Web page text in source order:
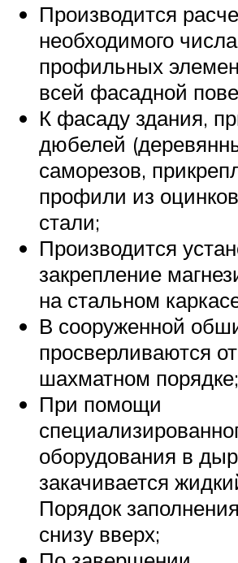
Производится
необходимого
профильных
всей фасадной
К фасаду здания,
дюбелей
саморезов,
профили из
стали;
Производится
закрепление
на стальном
В сооруженной
просверливаются
шахматном порядке;
При помощи
оборудования в
закачивается
Порядок
снизу вверх;